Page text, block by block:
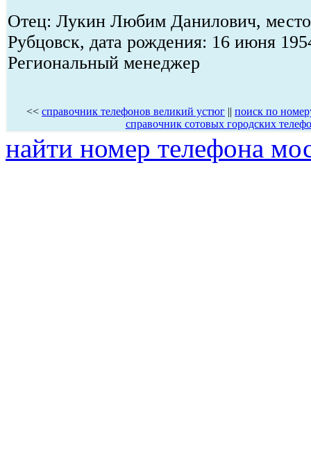
Отец: Лукин Любим Данилович,
Рубцовск, дата рождения: 16 июня
Региональный менеджер
<< справочник телефонов великий устюг || поиск по
справочник сотовых городских
найти номер телефона